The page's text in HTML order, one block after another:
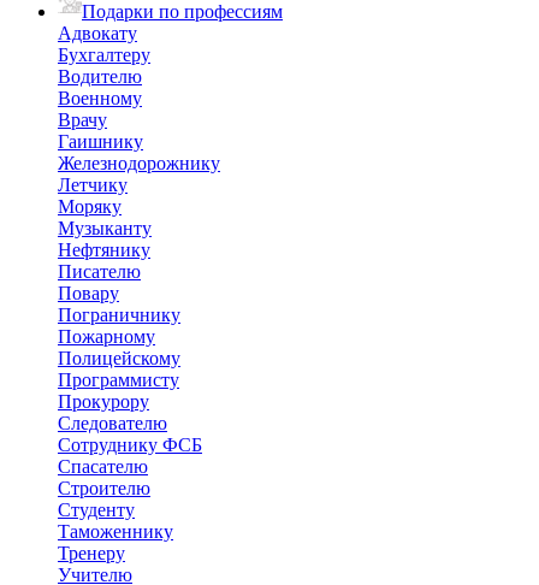
Подарки по профессиям
Адвокату
Бухгалтеру
Водителю
Военному
Врачу
Гаишнику
Железнодорожнику
Летчику
Моряку
Музыканту
Нефтянику
Писателю
Повару
Пограничнику
Пожарному
Полицейскому
Программисту
Прокурору
Следователю
Сотруднику ФСБ
Спасателю
Строителю
Студенту
Таможеннику
Тренеру
Учителю